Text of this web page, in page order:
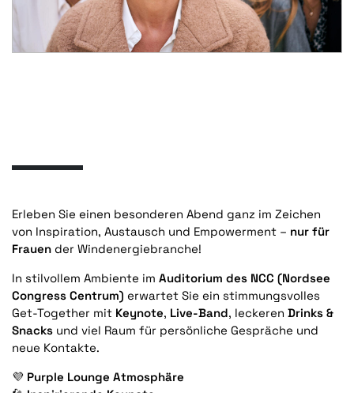
Erleben Sie einen besonderen Abend ganz im Zeichen
von Inspiration, Austausch und Empowerment – nur für
Frauen der Windenergiebranche!
In stilvollem Ambiente im Auditorium des NCC (Nordsee
Congress Centrum) erwartet Sie ein stimmungsvolles
Get-Together mit Keynote, Live-Band, leckeren Drinks &
Snacks und viel Raum für persönliche Gespräche und
neue Kontakte.
💜 Purple Lounge Atmosphäre